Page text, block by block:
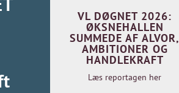
VL DØGNET 2026:
ØKSNEHALLEN
SUMMEDE AF ALVOR,
AMBITIONER OG
HANDLEKRAFT
Læs reportagen her